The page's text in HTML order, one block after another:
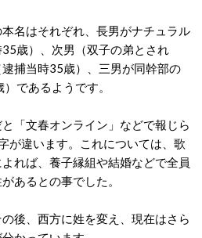
名はそれぞれ、長男がナチュラル
歳）、次男（双子の弟とされ
捕当時35歳）、三男が同幹部の
であるようです。
と「文春オンライン」などで報じら
が違います。これについては、歌
れば、養子縁組や結婚などで全員
あるとの事でした。
後、西方に姓を変え、現在はさら